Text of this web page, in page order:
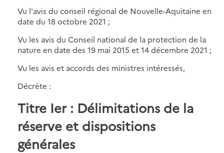
Vu l'avis du conseil régional de Nouvelle-Aquitaine en
date du 18 octobre 2021 ;
Vu les avis du Conseil national de la protection de la
nature en date des 19 mai 2015 et 14 décembre 2021 ;
Vu les avis et accords des ministres intéressés,
Décrète :
Titre Ier : Délimitations de la
réserve et dispositions
générales